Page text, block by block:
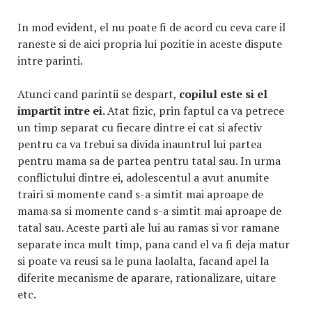
In mod evident, el nu poate fi de acord cu ceva care il
raneste si de aici propria lui pozitie in aceste dispute
intre parinti.
Atunci cand parintii se despart, copilul este si el
impartit intre ei.Atat fizic, prin faptul ca va petrece
un timp separat cu fiecare dintre ei cat si afectiv
pentru ca va trebui sa divida inauntrul lui partea
pentru mama sa de partea pentru tatal sau. In urma
conflictului dintre ei, adolescentul a avut anumite
trairi si momente cand s-a simtit mai aproape de
mama sa si momente cand s-a simtit mai aproape de
tatal sau. Aceste parti ale lui au ramas si vor ramane
separate inca mult timp, pana cand el va fi deja matur
si poate va reusi sa le puna laolalta, facand apel la
diferite mecanisme de aparare, rationalizare, uitare
etc.